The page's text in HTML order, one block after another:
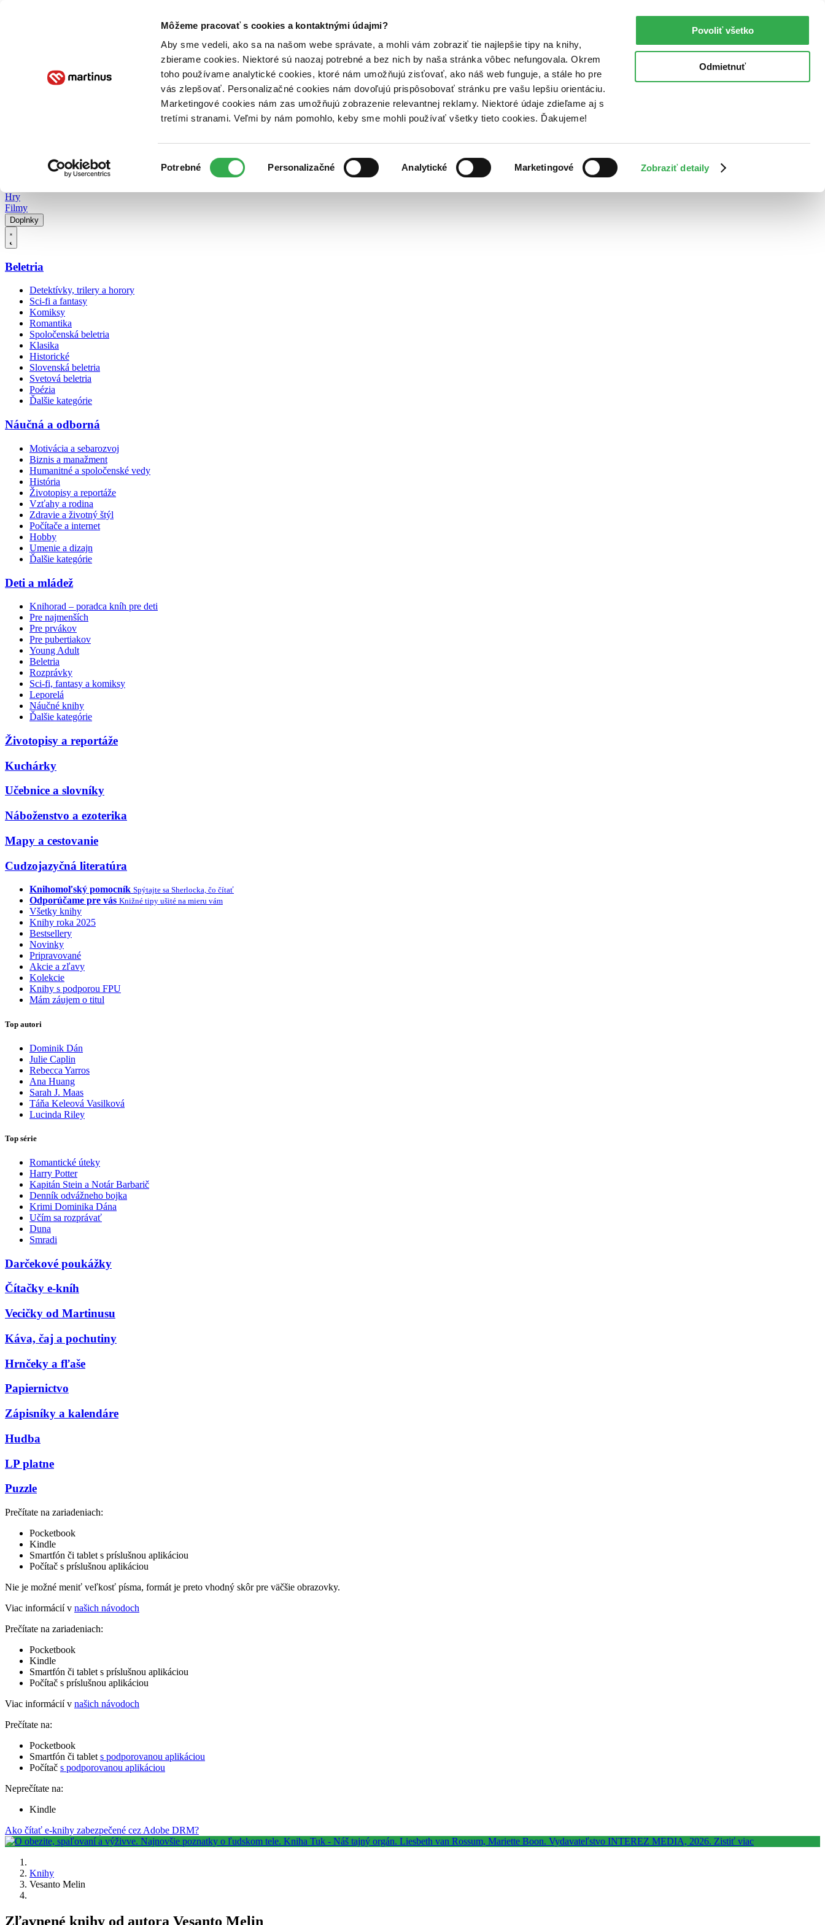
Môžeme pracovať s cookies a kontaktnými údajmi?
Aby sme vedeli, ako sa na našom webe správate, a mohli vám zobraziť tie najlepšie tipy na knihy,
zbierame cookies. Niektoré sú naozaj potrebné a bez nich by naša stránka vôbec nefungovala. Okrem
toho používame analytické cookies, ktoré nám umožňujú zisťovať, ako náš web funguje, a stále ho pre
vás zlepšovať. Personalizačné cookies nám dovoľujú prispôsobovať stránku pre vašu lepšiu orientáciu.
Marketingové cookies nám zas umožňujú zobrazenie relevantnej reklamy. Niektoré údaje zdieľame aj s
tretími stranami. Veľmi by nám pomohlo, keby sme mohli používať všetky tieto cookies. Ďakujeme!
súhlasu
Potrebné Personalizačné Analytické Marketingové Zobraziť detaily
Povoliť všetko
Odmietnuť
Poukážky Kontakt
Hry
Filmy
Doplnky
Beletria
Detektívky, trilery a horory
Sci-fi a fantasy
Komiksy
Romantika
Spoločenská beletria
Klasika
Historické
Slovenská beletria
Svetová beletria
Poézia
Ďalšie kategórie
Náučná a odborná
Motivácia a sebarozvoj
Biznis a manažment
Humanitné a spoločenské vedy
História
Životopisy a reportáže
Vzťahy a rodina
Zdravie a životný štýl
Počítače a internet
Hobby
Umenie a dizajn
Ďalšie kategórie
Deti a mládež
Knihorad – poradca kníh pre deti
Pre najmenších
Pre prvákov
Pre pubertiakov
Young Adult
Beletria
Rozprávky
Sci-fi, fantasy a komiksy
Leporelá
Náučné knihy
Ďalšie kategórie
Životopisy a reportáže
Kuchárky
Učebnice a slovníky
Náboženstvo a ezoterika
Mapy a cestovanie
Cudzojazyčná literatúra
Knihomoľský pomocník Spýtajte sa Sherlocka, čo čítať
Odporúčame pre vás Knižné tipy ušité na mieru vám
Všetky knihy
Knihy roka 2025
Bestsellery
Novinky
Pripravované
Akcie a zľavy
Kolekcie
Knihy s podporou FPU
Mám záujem o titul
Top autori
Dominik Dán
Julie Caplin
Rebecca Yarros
Ana Huang
Sarah J. Maas
Táňa Keleová Vasilková
Lucinda Riley
Top série
Romantické úteky
Harry Potter
Kapitán Stein a Notár Barbarič
Denník odvážneho bojka
Krimi Dominika Dána
Učím sa rozprávať
Duna
Smradi
Darčekové poukážky
Čítačky e-kníh
Vecičky od Martinusu
Káva, čaj a pochutiny
Hrnčeky a fľaše
Papiernictvo
Zápisníky a kalendáre
Hudba
LP platne
Puzzle
Prečítate na zariadeniach:
Pocketbook
Kindle
Smartfón či tablet s príslušnou aplikáciou
Počítač s príslušnou aplikáciou
Nie je možné meniť veľkosť písma, formát je preto vhodný skôr pre väčšie obrazovky.
Viac informácií v našich návodoch
Prečítate na zariadeniach:
Pocketbook
Kindle
Smartfón či tablet s príslušnou aplikáciou
Počítač s príslušnou aplikáciou
Viac informácií v našich návodoch
Prečítate na:
Pocketbook
Smartfón či tablet s podporovanou aplikáciou
Počítač s podporovanou aplikáciou
Neprečítate na:
Kindle
Ako čítať e-knihy zabezpečené cez Adobe DRM?
Knihy
Vesanto Melin
Zľavnené knihy od autora Vesanto Melin